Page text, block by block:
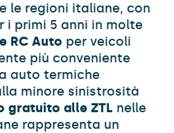
le regioni italiane, con
i primi 5 anni in molte
RC Auto per veicoli
più conveniente
auto termiche
minore sinistrosità
gratuito alle ZTL nelle
rappresenta un